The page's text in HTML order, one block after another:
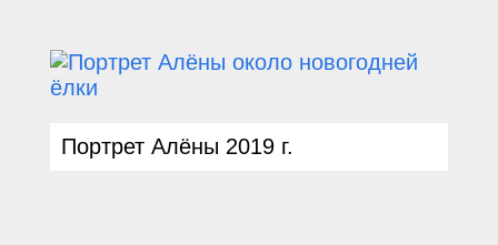
Портрет Алёны 2019 г.